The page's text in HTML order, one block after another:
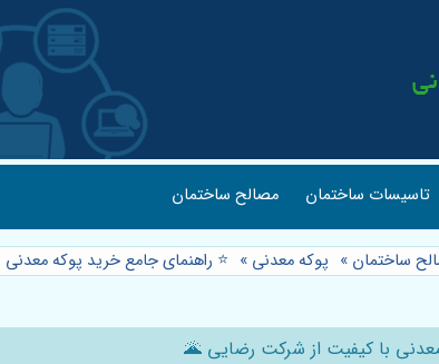
تاسیسات ساختمان مصالح ساختمان
ساختمان » پوکه معدنی » ⭐️ راهنمای جامع خرید پوکه
با کیفیت از شرکت رضایی 🌋